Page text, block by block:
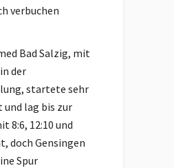
verbuchen
Bad Salzig, mit
der
startete sehr
lag bis zur
8:6, 12:10 und
doch Gensingen
Spur